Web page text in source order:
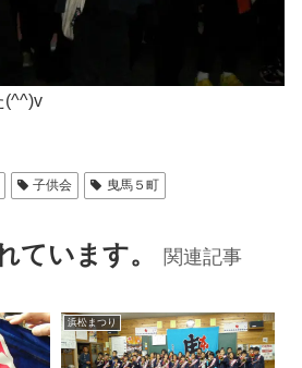
(^^)v
子供会 曳馬５町
ています。 関連記事
浜松まつり